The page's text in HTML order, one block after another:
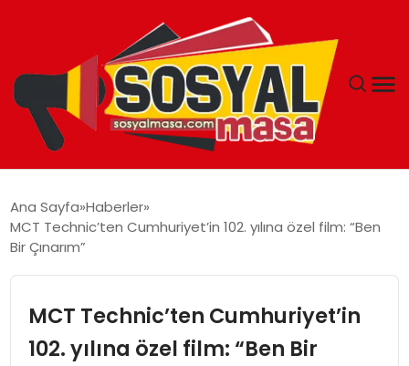
EKONOMI
Ana Sayfa Haberler
MCT Technic’ten Cumhuriyet’in 102. yılına özel film: “Ben
Bir Çınarım”
MCT Technic’ten Cumhuriyet’in
102. yılına özel film: “Ben Bir